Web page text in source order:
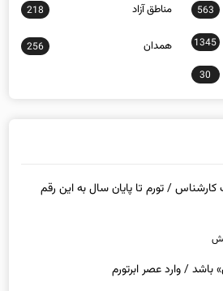
563 مناطق آزاد 218
1345 همدان 256
30
/ تورم تا پایان سال به این رقم
/ وارد عصر ابرتورم